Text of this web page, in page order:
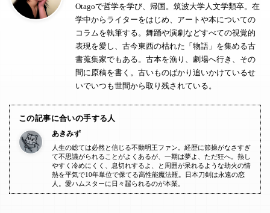
Otagoで哲学を学び、帰国。筑波大学人文学類卒。在
学中からライターをはじめ、アートや本についての
コラムを執筆する。舞踊や演劇などすべての視覚的
表現を愛し、古今東西の枯れた「物語」を集める古
書蒐集家でもある。古本を漁り、劇場へ行き、その
間に原稿を書く。古いものばかり追いかけているせ
いでいつも世間から取り残されている。
この記事に合いの手する人
あきみず
人生の総ては必然と信じる不動明王ファン。経歴に節操がなさすぎ
て不思議がられることがよくあるが、一期は夢よ、ただ狂へ。熱し
やすく冷めにくく、息切れするよ、と周囲が呆れるような劫火の情
熱を平気で10年単位で保てる高性能魔法瓶。日本刀剣は永遠の恋
人。愛ハムスターに日々齧られるのが本業。